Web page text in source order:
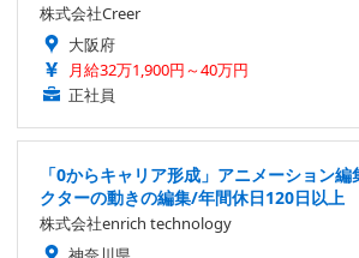
株式会社Creer
大阪府
月給32万1,900円～40万円
正社員
「0からキャリア形成」アニメーション
クターの動きの編集/年間休日120日以上
株式会社enrich technology